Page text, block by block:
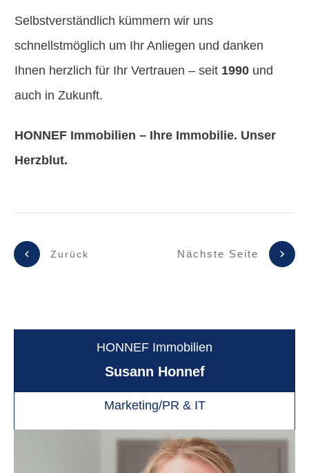
Selbstverständlich kümmern wir uns
schnellstmöglich um Ihr Anliegen und danken
Ihnen herzlich für Ihr Vertrauen – seit 1990 und
auch in Zukunft.
HONNEF Immobilien – Ihre Immobilie. Unser
Herzblut.
Zurück Nächste Seite
HONNEF Immobilien
Susann Honnef
Marketing/PR & IT